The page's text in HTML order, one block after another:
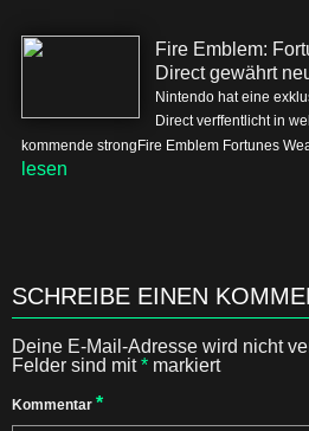
Fire Emblem:
Direct gewährt
Nintendo hat eine
Direct verffentlicht in
kommende strongFire Emblem Fortunes
lesen
SCHREIBE EINEN
Deine E-Mail-Adresse wird nicht
Felder sind mit* markiert
Kommentar *